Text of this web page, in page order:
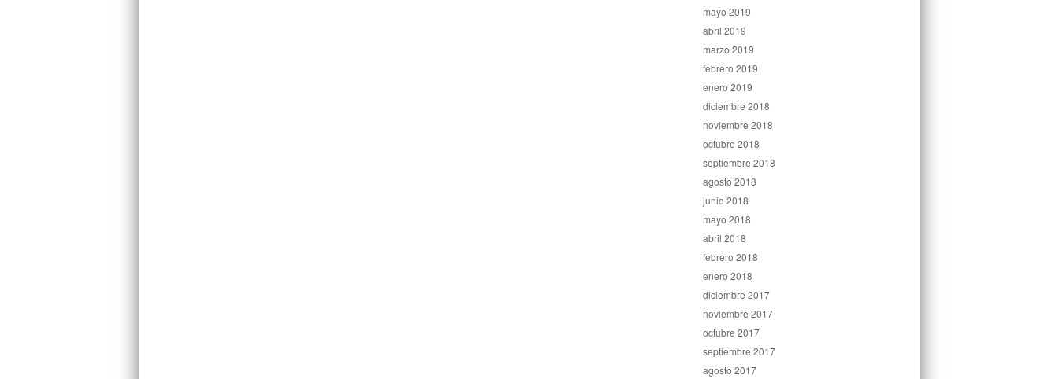
mayo 2019
abril 2019
marzo 2019
febrero 2019
enero 2019
diciembre 2018
noviembre 2018
octubre 2018
septiembre 2018
agosto 2018
junio 2018
mayo 2018
abril 2018
febrero 2018
enero 2018
diciembre 2017
noviembre 2017
octubre 2017
septiembre 2017
agosto 2017